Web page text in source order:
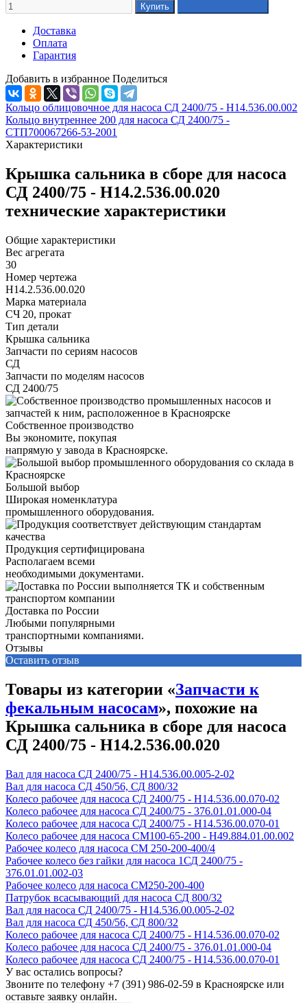
Доставка
Оплата
Гарантия
Добавить в избранное Поделиться
Кольцо облицовочное для насоса СД 2400/75 - Н14.536.00.002
Кольцо внутреннее 200 для насоса СД 2400/75 -
СТП700067266-53-2001
Характеристики
Крышка сальника в сборе для насоса
СД 2400/75 - Н14.2.536.00.020
технические характеристики
Общие характеристики
Вес агрегата
30
Номер чертежа
Н14.2.536.00.020
Марка материала
СЧ 20, прокат
Тип детали
Крышка сальника
Запчасти по сериям насосов
СД
Запчасти по моделям насосов
СД 2400/75
Собственное производство
Вы экономите, покупая
напрямую у завода в Красноярске.
Большой выбор
Широкая номенклатура
промышленного оборудования.
Продукция сертифицирована
Располагаем всеми
необходимыми документами.
Доставка по России
Любыми популярными
транспортными компаниями.
Отзывы
Оставить отзыв
Товары из категории «Запчасти к
фекальным насосам», похожие на
Крышка сальника в сборе для насоса
СД 2400/75 - Н14.2.536.00.020
Вал для насоса СД 2400/75 - Н14.536.00.005-2-02
Вал для насоса СД 450/56, СД 800/32
Колесо рабочее для насоса СД 2400/75 - Н14.536.00.070-02
Колесо рабочее для насоса СД 2400/75 - 376.01.01.000-04
Колесо рабочее для насоса СД 2400/75 - Н14.536.00.070-01
Колесо рабочее для насоса СМ100-65-200 - Н49.884.01.00.002
Рабочее колесо для насоса СМ 250-200-400/4
Рабочее колесо без гайки для насоса 1СД 2400/75 -
376.01.01.002-03
Рабочее колесо для насоса СМ250-200-400
Патрубок всасывающий для насоса СД 800/32
Вал для насоса СД 2400/75 - Н14.536.00.005-2-02
Вал для насоса СД 450/56, СД 800/32
Колесо рабочее для насоса СД 2400/75 - Н14.536.00.070-02
Колесо рабочее для насоса СД 2400/75 - 376.01.01.000-04
Колесо рабочее для насоса СД 2400/75 - Н14.536.00.070-01
У вас остались вопросы?
Звоните по телефону +7 (391) 986-02-59 в Красноярске или
оставьте заявку онлайн.